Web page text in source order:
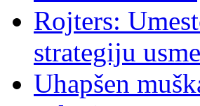
Rojters:
strategiju
Uhapšen